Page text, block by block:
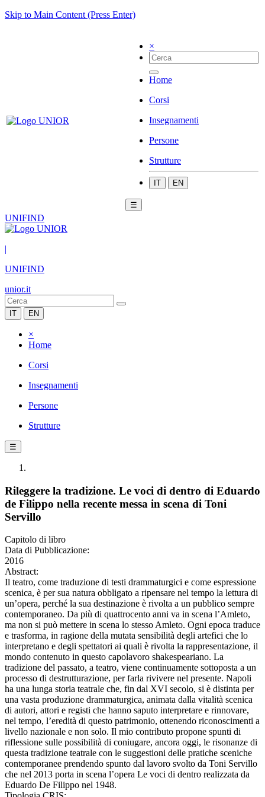
Skip to Main Content (Press Enter)
×
Home
Corsi
Insegnamenti
Persone
Strutture
IT EN
☰
UNIFIND
|
UNIFIND
unior.it
IT EN
×
Home
Corsi
Insegnamenti
Persone
Strutture
☰
Rileggere la tradizione. Le voci di dentro di Eduardo
de Filippo nella recente messa in scena di Toni
Servillo
Capitolo di libro
Data di Pubblicazione:
2016
Abstract:
Il teatro, come traduzione di testi drammaturgici e come espressione
scenica, è per sua natura obbligato a ripensare nel tempo la lettura di
un’opera, perché la sua destinazione è rivolta a un pubblico sempre
contemporaneo. Da più di quattrocento anni va in scena l’Amleto,
ma non si può mettere in scena lo stesso Amleto. Ogni epoca traduce
e trasforma, in ragione della mutata sensibilità degli artefici che lo
interpretano e degli spettatori ai quali è rivolta la rappresentazione, il
mondo contenuto in questo capolavoro shakespeariano. La
tradizione del passato, a teatro, viene continuamente sottoposta a un
processo di destrutturazione, per farla rivivere nel presente. Napoli
ha una lunga storia teatrale che, fin dal XVI secolo, si è distinta per
una vasta produzione drammaturgica, animata dalla vitalità scenica
di autori, attori e registi che hanno saputo interpretare e rinnovare,
nel tempo, l’eredità di questo patrimonio, ottenendo riconoscimenti a
livello nazionale e non solo. Il mio contributo propone spunti di
riflessione sulle possibilità di coniugare, ancora oggi, le risonanze di
questa tradizione teatrale con le suggestioni delle pratiche sceniche
contemporanee prendendo spunto dal lavoro svolto da Toni Servillo
che nel 2013 porta in scena l’opera Le voci di dentro realizzata da
Eduardo De Filippo nel 1948.